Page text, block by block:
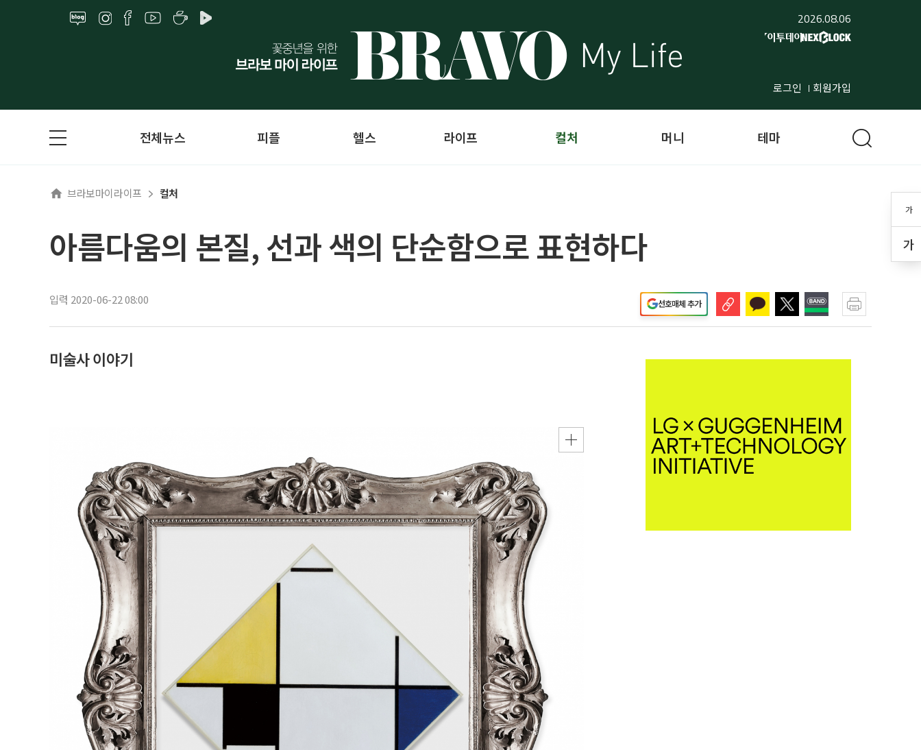
2026.08.06
로그인 회원가입
가
가
전체뉴스 피플 헬스 라이프 컬처 머니 테마
브라보마이라이프 컬처
아름다움의 본질, 선과 색의 단순함으로 표현하다
입력 2020-06-22 08:00 선호매체 추가
미술사 이야기